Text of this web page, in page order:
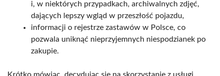
i, w niektórych przypadkach, archiwalnych zdjęć,
dających lepszy wgląd w przeszłość pojazdu,
informacji o rejestrze zastawów w Polsce, co
pozwala uniknąć nieprzyjemnych niespodzianek po
zakupie.